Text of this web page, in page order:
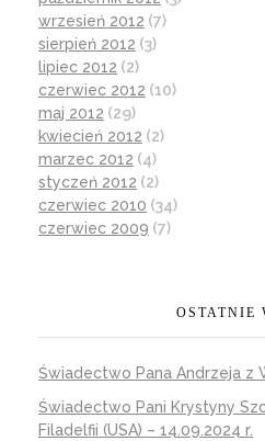
wrzesień 2012 (7)
sierpień 2012 (3)
lipiec 2012 (2)
czerwiec 2012 (10)
maj 2012 (29)
kwiecień 2012 (2)
marzec 2012 (4)
styczeń 2012 (2)
czerwiec 2010 (34)
czerwiec 2009 (7)
OSTATNIE
Świadectwo Pana Andrzeja z
Świadectwo Pani Krystyny
Filadelfii (USA) – 14.09.2024 r.